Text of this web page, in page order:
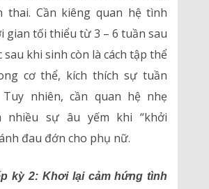
thai. Cần kiêng quan hệ tình
gian tối thiểu từ 3 – 6 tuần sau
sau khi sinh còn là cách tập thể
cơ thể, kích thích sự tuần
Tuy nhiên, cần quan hệ nhẹ
nhiều sự âu yếm khi “khởi
đau đớn cho phụ nữ.
kỳ 2: Khơi lại cảm hứng tình